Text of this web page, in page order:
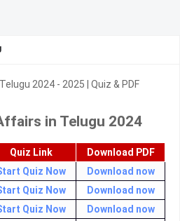
2024 - 2025 | Quiz & PDF
in Telugu 2024
Quiz Link
Download PDF
Quiz Now
Download now
Quiz Now
Download now
Quiz Now
Download now